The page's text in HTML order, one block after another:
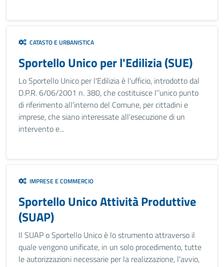
CATASTO E URBANISTICA
Sportello Unico per l'Edilizia (SUE)
Lo Sportello Unico per l'Edilizia è l'ufficio, introdotto dal
D.P.R. 6/06/2001 n. 380, che costituisce l'’unico punto
di riferimento all'interno del Comune, per cittadini e
imprese, che siano interessate all'esecuzione di un
intervento e...
IMPRESE E COMMERCIO
Sportello Unico Attività Produttive
(SUAP)
Il SUAP o Sportello Unico è lo strumento attraverso il
quale vengono unificate, in un solo procedimento, tutte
le autorizzazioni necessarie per la realizzazione, l'avvio,